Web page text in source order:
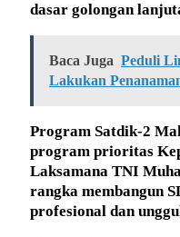
dasar golongan
Baca Juga Peduli
Lakukan
Program Satdik-2
program prioritas
Laksamana TNI
rangka membangun
profesional dan